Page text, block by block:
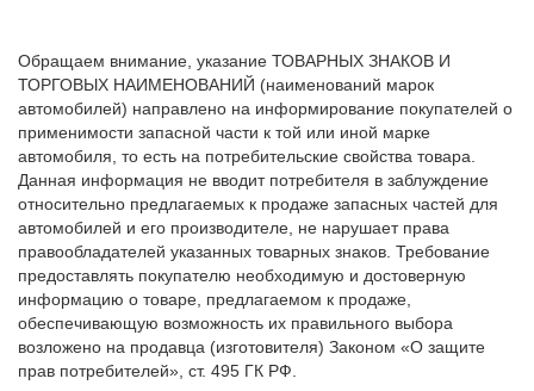
Обращаем внимание, указание ТОВАРНЫХ ЗНАКОВ И
ТОРГОВЫХ НАИМЕНОВАНИЙ (наименований марок
автомобилей) направлено на информирование покупателей о
применимости запасной части к той или иной марке
автомобиля, то есть на потребительские свойства товара.
Данная информация не вводит потребителя в заблуждение
относительно предлагаемых к продаже запасных частей для
автомобилей и его производителе, не нарушает права
правообладателей указанных товарных знаков. Требование
предоставлять покупателю необходимую и достоверную
информацию о товаре, предлагаемом к продаже,
обеспечивающую возможность их правильного выбора
возложено на продавца (изготовителя) Законом «О защите
прав потребителей», ст. 495 ГК РФ.